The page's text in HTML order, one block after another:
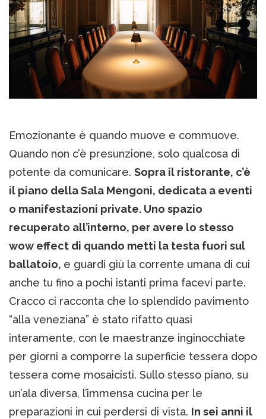
Emozionante è quando muove e commuove.
Quando non c’è presunzione, solo qualcosa di
potente da comunicare. Sopra il ristorante, c’è
il piano della Sala Mengoni, dedicata a eventi
o manifestazioni private. Uno spazio
recuperato all’interno, per avere lo stesso
wow effect di quando metti la testa fuori sul
ballatoio, e guardi giù la corrente umana di cui
anche tu fino a pochi istanti prima facevi parte.
Cracco ci racconta che lo splendido pavimento
“alla veneziana” è stato rifatto quasi
interamente, con le maestranze inginocchiate
per giorni a comporre la superficie tessera dopo
tessera come mosaicisti. Sullo stesso piano, su
un’ala diversa, l’immensa cucina per le
preparazioni in cui perdersi di vista. In sei anni il